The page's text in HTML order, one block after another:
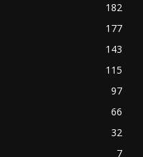
182
177
143
115
97
66
32
7